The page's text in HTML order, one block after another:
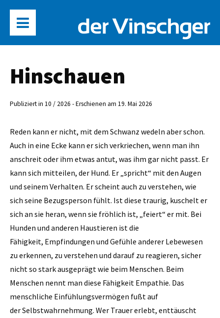
Hinschauen
Publiziert in 10 / 2026 - Erschienen am 19. Mai 2026
Reden kann er nicht, mit dem Schwanz wedeln aber schon.
Auch in eine Ecke kann er sich verkriechen, wenn man ihn
anschreit oder ihm etwas antut, was ihm gar nicht passt. Er
kann sich mitteilen, der Hund. Er „spricht“ mit den Augen
und seinem Verhalten. Er scheint auch zu verstehen, wie
sich seine Bezugsperson fühlt. Ist diese traurig, kuschelt er
sich an sie heran, wenn sie fröhlich ist, „feiert“ er mit. Bei
Hunden und anderen Haustieren ist die
Fähigkeit, Empfindungen und Gefühle anderer Lebewesen
zu erkennen, zu verstehen und darauf zu reagieren, sicher
nicht so stark ausgeprägt wie beim Menschen. Beim
Menschen nennt man diese Fähigkeit Empathie. Das
menschliche Einfühlungsvermögen fußt auf
der Selbstwahrnehmung. Wer Trauer erlebt, enttäuscht